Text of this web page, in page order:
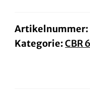
Artikelnummer:
Kategorie:CBR